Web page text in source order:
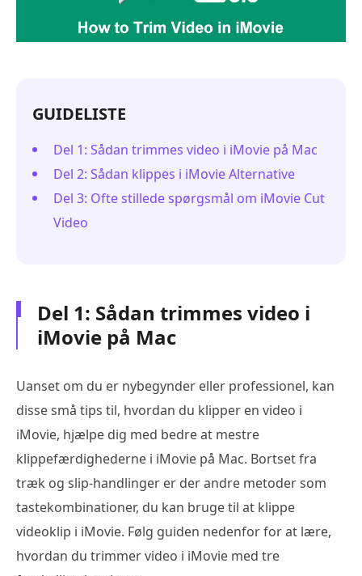
GUIDELISTE
Del 1: Sådan trimmes video i iMovie på Mac
Del 2: Sådan klippes i iMovie Alternative
Del 3: Ofte stillede spørgsmål om iMovie Cut
Video
Del 1: Sådan trimmes video i
iMovie på Mac
Uanset om du er nybegynder eller professionel, kan
disse små tips til, hvordan du klipper en video i
iMovie, hjælpe dig med bedre at mestre
klippefærdighederne i iMovie på Mac. Bortset fra
træk og slip-handlinger er der andre metoder som
tastekombinationer, du kan bruge til at klippe
videoklip i iMovie. Følg guiden nedenfor for at lære,
hvordan du trimmer video i iMovie med tre